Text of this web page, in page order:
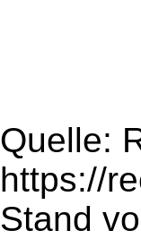
Quelle:
https://
Stand